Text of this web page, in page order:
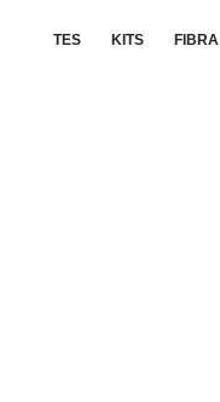
TES KITS FIBRA